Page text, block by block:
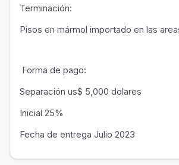
Terminación:
Pisos en mármol importado en las
Forma de pago:
Separación us$ 5,000 dolares
Inicial 25%
Fecha de entrega Julio 2023